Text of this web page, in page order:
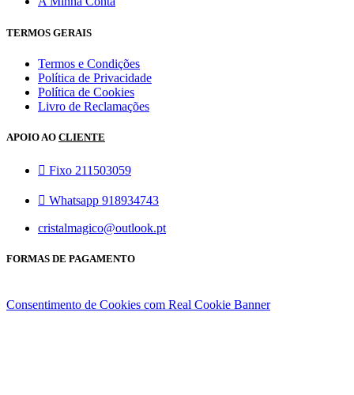
TERMOS GERAIS
Termos e Condições
Política de Privacidade
Política de Cookies
Livro de Reclamações
APOIO AO CLIENTE
Fixo 211503059
Whatsapp 918934743
cristalmagico@outlook.pt
FORMAS DE PAGAMENTO
Consentimento de Cookies com Real Cookie Banner